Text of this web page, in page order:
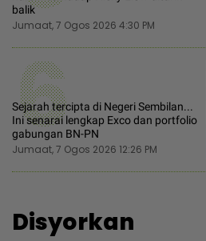
balik
Jumaat, 7 Ogos 2026 4:30 PM
6
Sejarah tercipta di Negeri Sembilan...
Ini senarai lengkap Exco dan portfolio
gabungan BN-PN
Jumaat, 7 Ogos 2026 12:26 PM
Disyorkan